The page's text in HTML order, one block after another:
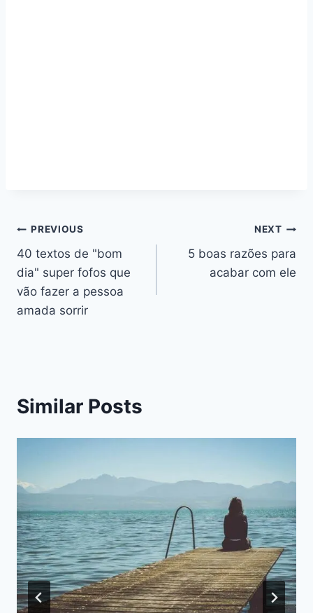
Navegação
de
artigos
PREVIOUS
40 textos de "bom
dia" super fofos que
vão fazer a pessoa
amada sorrir
NEXT
5 boas razões para
acabar com ele
Similar Posts